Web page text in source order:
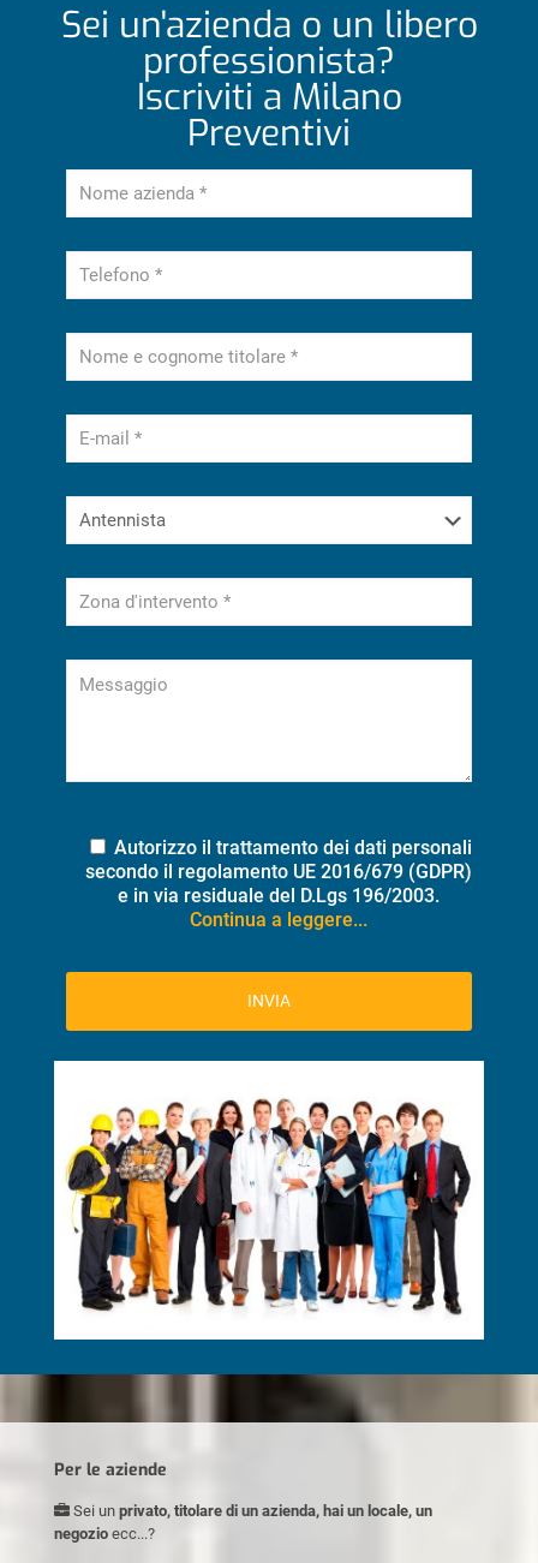
Sei un'azienda o un libero
professionista?
Iscriviti a Milano
Preventivi
Autorizzo il trattamento dei dati personali
secondo il regolamento UE 2016/679 (GDPR)
e in via residuale del D.Lgs 196/2003.
Continua a leggere...
Per le aziende
Sei un privato, titolare di un azienda, hai un locale, un
negozio ecc...?